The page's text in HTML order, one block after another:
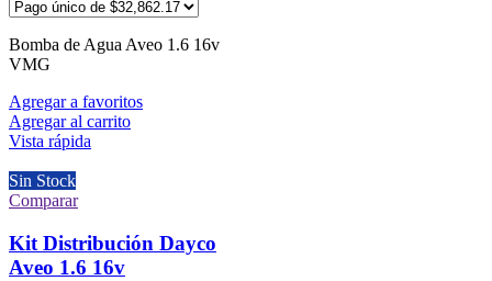
Bomba de Agua Aveo 1.6 16v
VMG
Agregar a favoritos
Agregar al carrito
Vista rápida
Sin Stock
Comparar
Kit Distribución Dayco
Aveo 1.6 16v